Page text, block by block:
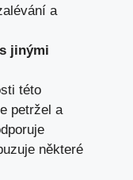
a
jinými
této
petržel a
některé